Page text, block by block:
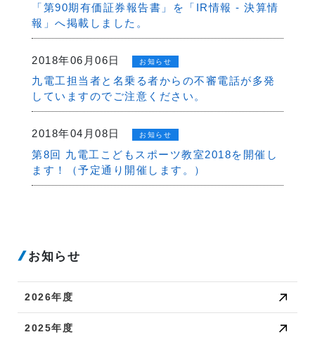
「第90期有価証券報告書」を「IR情報 - 決算情
報」へ掲載しました。
2018年06月06日 お知らせ
九電工担当者と名乗る者からの不審電話が多発
していますのでご注意ください。
2018年04月08日 お知らせ
第8回 九電工こどもスポーツ教室2018を開催し
ます！（予定通り開催します。）
お知らせ
2026年度
2025年度